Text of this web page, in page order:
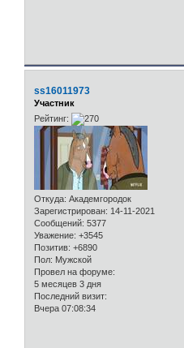
ss16011973
Участник
Рейтинг:
Откуда: Академгородок
Зарегистрирован: 14-11-2021
Сообщений: 5377
Уважение: +3545
Позитив: +6890
Пол: Мужской
Провел на форуме:
5 месяцев 3 дня
Последний визит:
Вчера 07:08:34